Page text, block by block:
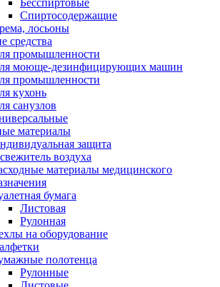
Бесспиртовые
Cпиртосодержащие
лосьоны
промышленности
моюще-дезинфицирующих машин
промышленности
кухонь
санузлов
материалы
защита
воздуха
материалы медицинского
бумага
Листовая
Рулонная
на оборудование
полотенца
Рулонные